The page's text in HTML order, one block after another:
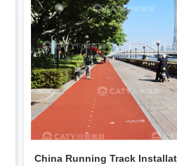
China Running Track
EPDM Rubber
Multiscene EPDM Karet
Granula Karet EPDM